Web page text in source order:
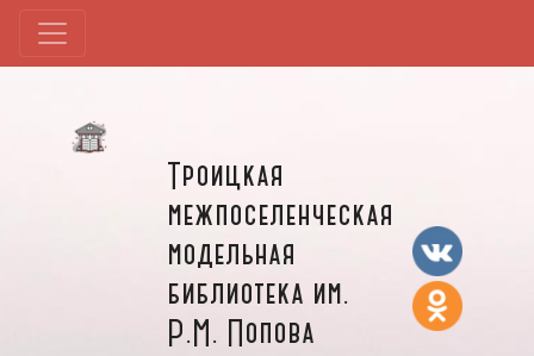
Троицкая
межпоселенческая
модельная
библиотека им.
Р.М. Попова